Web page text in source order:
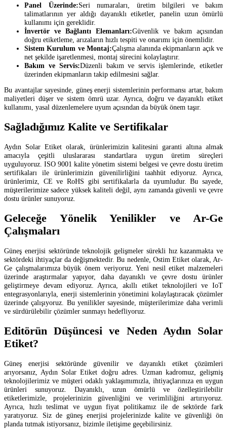
Panel Üzerinde:Seri numaraları, üretim bilgileri ve bakım
talimatlarının yer aldığı dayanıklı etiketler, panelin uzun ömürlü
kullanımı için gereklidir.
İnvertör ve Bağlantı Elemanları:Güvenlik ve bakım açısından
doğru etiketleme, arızaların hızlı tespiti ve onarımı için önemlidir.
Sistem Kurulum ve Montaj:Çalışma alanında ekipmanların açık ve
net şekilde işaretlenmesi, montaj sürecini kolaylaştırır.
Bakım ve Servis:Düzenli bakım ve servis işlemlerinde, etiketler
üzerinden ekipmanların takip edilmesini sağlar.
Bu avantajlar sayesinde, güneş enerji sistemlerinin performansı artar, bakım
maliyetleri düşer ve sistem ömrü uzar. Ayrıca, doğru ve dayanıklı etiket
kullanımı, yasal düzenlemelere uyum açısından da büyük önem taşır.
Sağladığımız Kalite ve Sertifikalar
Aydın Solar Etiket olarak, ürünlerimizin kalitesini garanti altına almak
amacıyla çeşitli uluslararası standartlara uygun üretim süreçleri
uyguluyoruz. ISO 9001 kalite yönetim sistemi belgesi ve çevre dostu üretim
sertifikaları ile ürünlerimizin güvenilirliğini taahhüt ediyoruz. Ayrıca,
ürünlerimiz, CE ve RoHS gibi sertifikalarla da uyumludur. Bu sayede,
müşterilerimize sadece yüksek kaliteli değil, aynı zamanda güvenli ve çevre
dostu ürünler sunuyoruz.
Geleceğe Yönelik Yenilikler ve Ar-Ge
Çalışmaları
Güneş enerjisi sektöründe teknolojik gelişmeler sürekli hız kazanmakta ve
sektördeki ihtiyaçlar da değişmektedir. Bu nedenle, Ostim Etiket olarak, Ar-
Ge çalışmalarımıza büyük önem veriyoruz. Yeni nesil etiket malzemeleri
üzerinde araştırmalar yapıyor, daha dayanıklı ve çevre dostu ürünler
geliştirmeye devam ediyoruz. Ayrıca, akıllı etiket teknolojileri ve IoT
entegrasyonlarıyla, enerji sistemlerinin yönetimini kolaylaştıracak çözümler
üzerinde çalışıyoruz. Bu yenilikler sayesinde, müşterilerimize daha verimli
ve sürdürülebilir çözümler sunmayı hedefliyoruz.
Editörün Düşüncesi ve Neden Aydın Solar
Etiket?
Güneş enerjisi sektöründe güvenilir ve dayanıklı etiket çözümleri
arıyorsanız, Aydın Solar Etiket doğru adres. Uzman kadromuz, gelişmiş
teknolojilerimiz ve müşteri odaklı yaklaşımımızla, ihtiyaçlarınıza en uygun
ürünleri sunuyoruz. Dayanıklı, uzun ömürlü ve özelleştirilebilir
etiketlerimizle, projelerinizin güvenliğini ve verimliliğini artırıyoruz.
Ayrıca, hızlı teslimat ve uygun fiyat politikamız ile de sektörde fark
yaratıyoruz. Siz de güneş enerjisi projelerinizde kalite ve güvenliği ön
planda tutmak istiyorsanız, bizimle iletişime geçebilirsiniz.